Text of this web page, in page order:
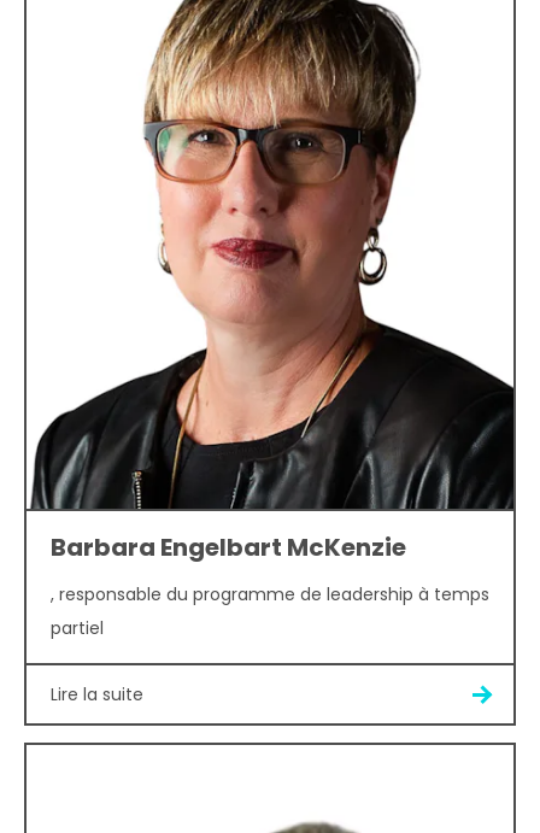
Barbara Engelbart McKenzie
, responsable du programme de leadership à temps
partiel
Lire la suite